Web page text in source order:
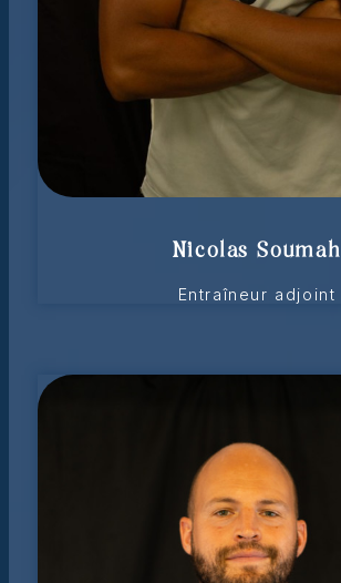
Nicolas Soumah
Entraîneur adjoint